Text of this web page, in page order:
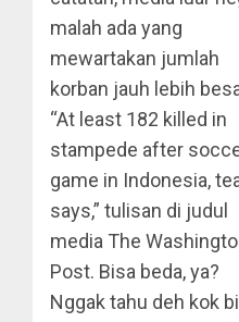
malah ada yang
mewartakan jumlah
korban jauh lebih
“At least 182 killed in
stampede after
game in Indonesia,
says,” tulisan di judul
media The
Post. Bisa beda, ya?
Nggak tahu deh kok